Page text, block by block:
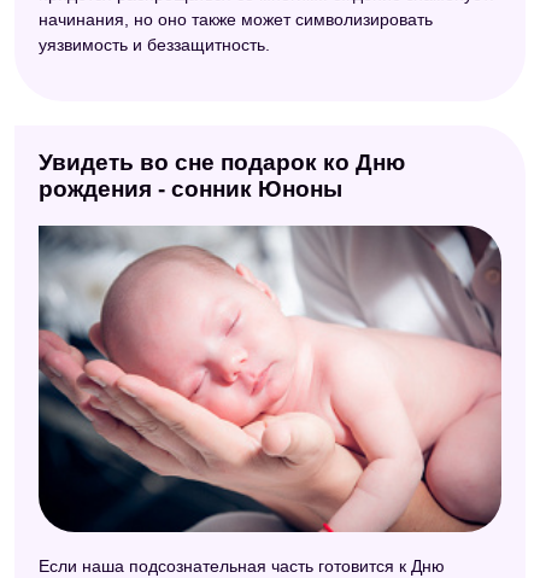
начинания, но оно также может символизировать
уязвимость и беззащитность.
Увидеть во сне подарок ко Дню
рождения - сонник Юноны
Если наша подсознательная часть готовится к Дню